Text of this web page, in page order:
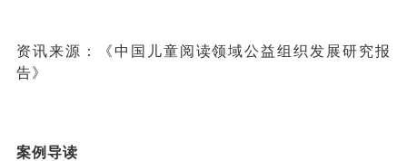
资讯来源：《中国儿童阅读领域公益组织发展研究报
告》
案例导读